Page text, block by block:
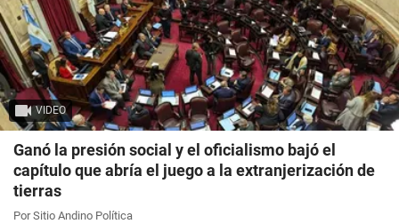
VIDEO
Ganó la presión social y el oficialismo bajó el
capítulo que abría el juego a la extranjerización de
tierras
Por Sitio Andino Política